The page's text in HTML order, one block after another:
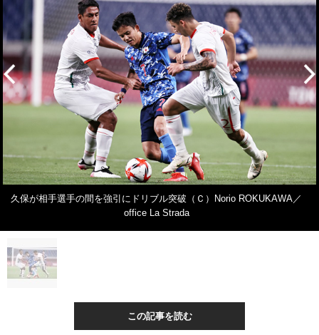
久保が相手選手の間を強引にドリブル突破（Ｃ）Norio ROKUKAWA／
office La Strada
この記事を読む